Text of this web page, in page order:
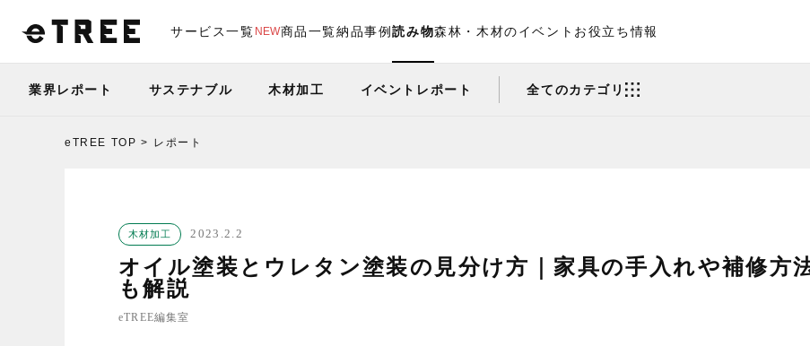
サービス一覧 NEW商品一覧納品事例読み物森林・木材のイベント お役立ち情報
業界レポート サステナブル 木材加工 イベントレポート 全てのカテゴリ
eTREE TOP レポート
木材加工 2023.2.2
オイル塗装とウレタン塗装の見分け方｜家具の手入れや補修方
も解説
eTREE編集室